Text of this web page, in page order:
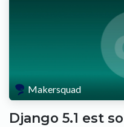
Makersquad
Django 5.1 est